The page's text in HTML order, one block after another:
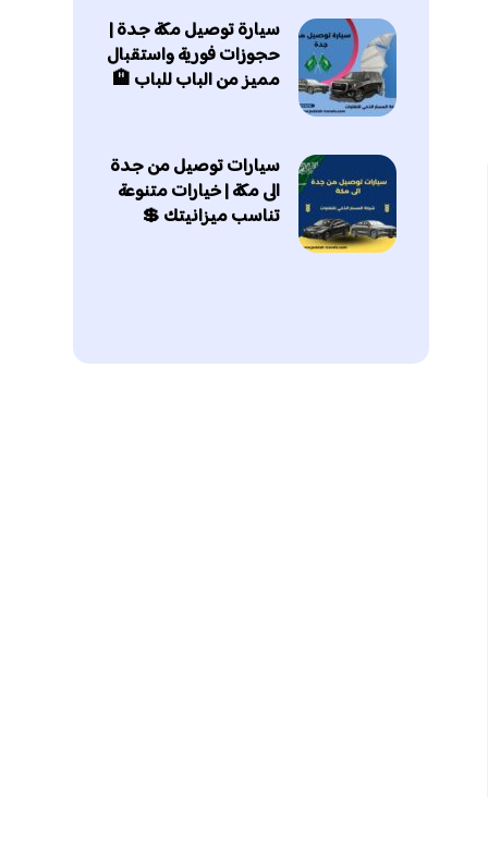
سيارة توصيل مكة جدة |
حجوزات فورية واستقبال
مميز من الباب للباب 🏨
سيارات توصيل من جدة
الى مكة | خيارات متنوعة
تناسب ميزانيتك 💲